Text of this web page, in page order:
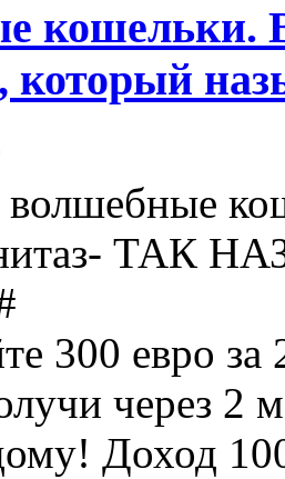
кошельки.
который
волшебные
ТАК
300 евро
через 2
Доход